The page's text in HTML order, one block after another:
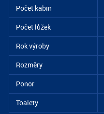
Počet kabin
Počet lůžek
Rok výroby
Rozměry
Ponor
Toalety